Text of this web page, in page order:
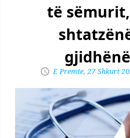
të
E Premte, 27 Shkurt